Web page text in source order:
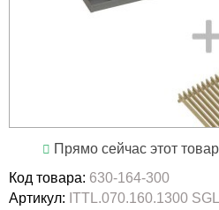
Прямо сейчас этот
Код товара: 630-164-300
Артикул: ITTL.070.160.1300